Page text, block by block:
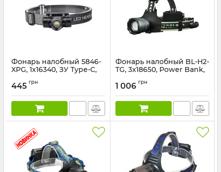
Фонарь налобный 5846-
XPG, 1x16340, ЗУ Type-C,
Артикул:
445 грн
Фонарь налобный BL-H2-
TG, 3x18650, Power Bank,
Артикул:
1 006 грн